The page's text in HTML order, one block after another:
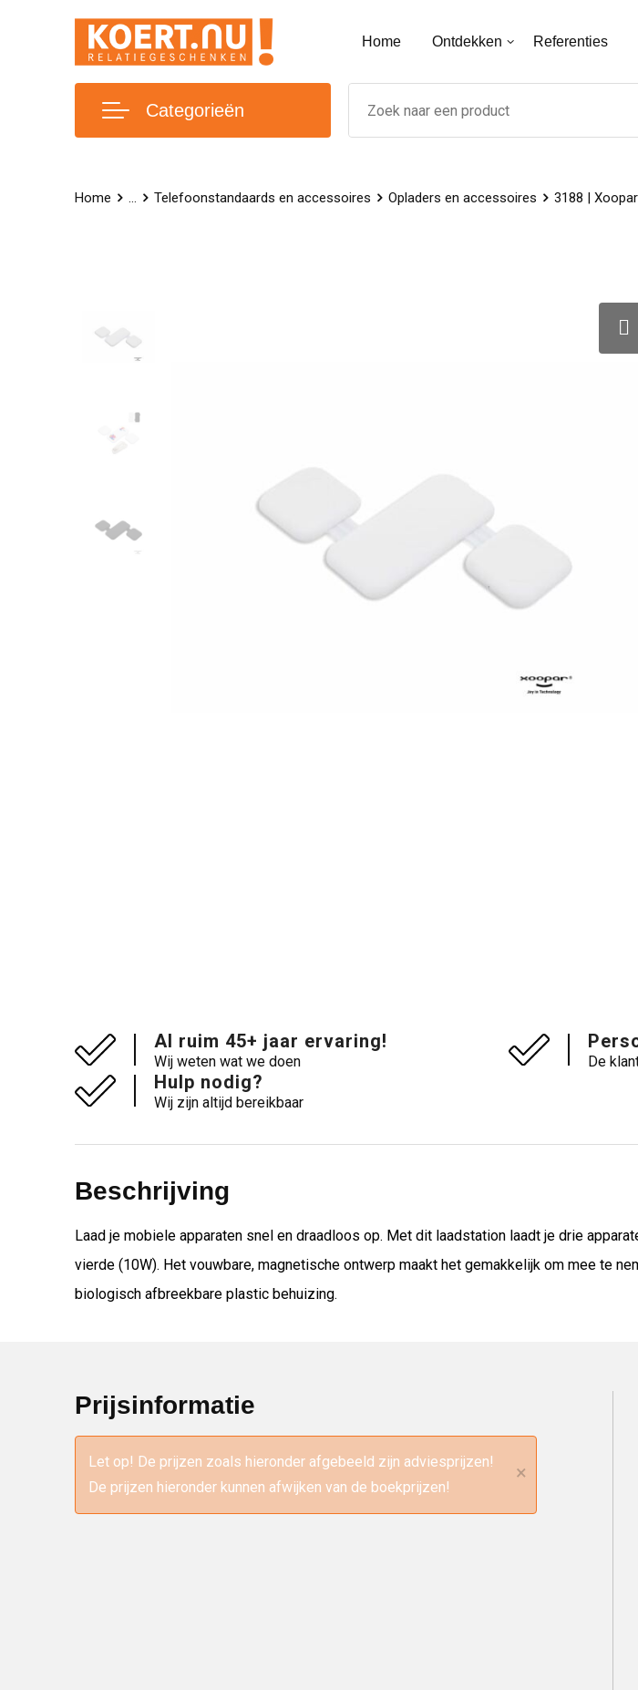
Home Ontdekken Referenties
Categorieën
Home ... Telefoonstandaards en accessoires Opladers en accessoires 3188 |
Al ruim 45+ jaar ervaring!
Wij weten wat we doen De
Hulp nodig?
Wij zijn altijd bereikbaar
Beschrijving
Laad je mobiele apparaten snel en draadloos op. Met dit laadstation laadt je drie
vierde (10W). Het vouwbare, magnetische ontwerp maakt het gemakkelijk om mee te
biologisch afbreekbare plastic behuizing.
Prijsinformatie
Let op! De prijzen zoals hieronder afgebeeld zijn adviesprijzen!
De prijzen hieronder kunnen afwijken van de boekprijzen!
×